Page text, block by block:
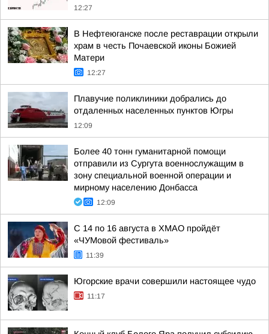
12:27
В Нефтеюганске после реставрации открыли
храм в честь Почаевской иконы Божией
Матери
12:27
Плавучие поликлиники добрались до
отдаленных населенных пунктов Югры
12:09
Более 40 тонн гуманитарной помощи
отправили из Сургута военнослужащим в
зону специальной военной операции и
мирному населению Донбасса
12:09
С 14 по 16 августа в ХМАО пройдёт
«ЧУМовой фестиваль»
11:39
Югорские врачи совершили настоящее чудо
11:17